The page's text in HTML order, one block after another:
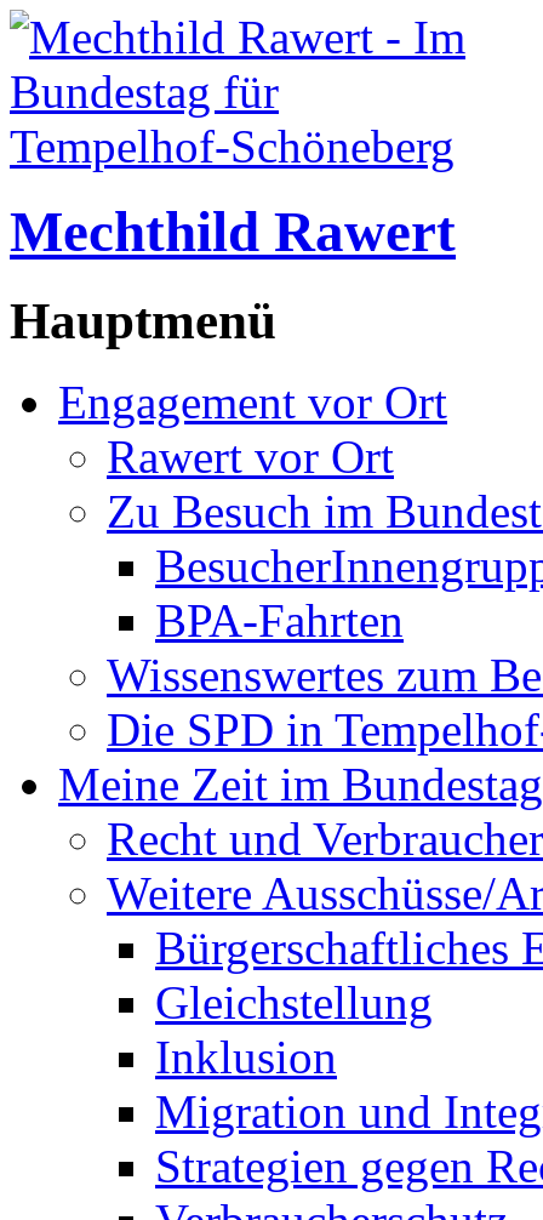
Mechthild Rawert
Hauptmenü
Engagement vor Ort
Rawert vor Ort
Zu Besuch im
BPA-Fahrten
Wissenswertes zum
Die SPD in
Meine Zeit im Bundestag
Recht und
Weitere Ausschüsse/
Bürgerschaftliches
Gleichstellung
Inklusion
Migration und
Strategien gegen